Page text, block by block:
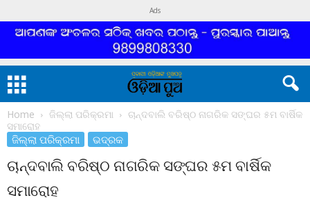
Ads
Home ଜିଲ୍ଲା ପରିକ୍ରମା
ଚାନ୍ଦବାଲି ବରିଷ୍ଠ ନାଗରିକ ସଙ୍ଘର ୫ମ ବାର୍ଷିକ
ସମାରୋହ
ଜିଲ୍ଲା ପରିକ୍ରମା ଭଦ୍ରକ
ଚାନ୍ଦବାଲି ବରିଷ୍ଠ ନାଗରିକ ସଙ୍ଘର ୫ମ ବାର୍ଷିକ
ସମାରୋହ